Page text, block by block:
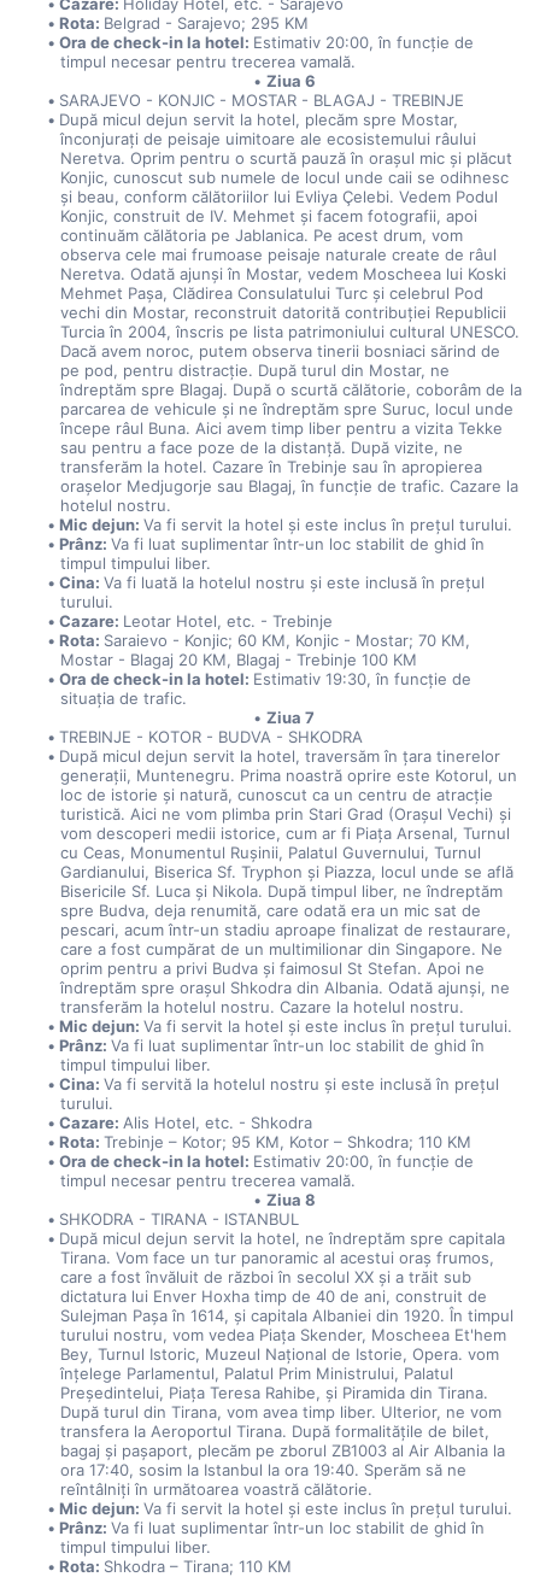
Rota: Belgrad - Sarajevo; 295 KM
Ora de check-in la hotel: Estimativ 20:00, în funcție de
timpul necesar pentru trecerea vamală.
Ziua 6
SARAJEVO - KONJIC - MOSTAR - BLAGAJ - TREBINJE
După micul dejun servit la hotel, plecăm spre Mostar,
înconjurați de peisaje uimitoare ale ecosistemului râului
Neretva. Oprim pentru o scurtă pauză în orașul mic și plăcut
Konjic, cunoscut sub numele de locul unde caii se odihnesc
și beau, conform călătoriilor lui Evliya Çelebi. Vedem Podul
Konjic, construit de IV. Mehmet și facem fotografii, apoi
continuăm călătoria pe Jablanica. Pe acest drum, vom
observa cele mai frumoase peisaje naturale create de râul
Neretva. Odată ajunși în Mostar, vedem Moscheea lui Koski
Mehmet Pașa, Clădirea Consulatului Turc și celebrul Pod
vechi din Mostar, reconstruit datorită contribuției Republicii
Turcia în 2004, înscris pe lista patrimoniului cultural UNESCO.
Dacă avem noroc, putem observa tinerii bosniaci sărind de
pe pod, pentru distracție. După turul din Mostar, ne
îndreptăm spre Blagaj. După o scurtă călătorie, coborâm de la
parcarea de vehicule și ne îndreptăm spre Suruc, locul unde
începe râul Buna. Aici avem timp liber pentru a vizita Tekke
sau pentru a face poze de la distanță. După vizite, ne
transferăm la hotel. Cazare în Trebinje sau în apropierea
orașelor Medjugorje sau Blagaj, în funcție de trafic. Cazare la
hotelul nostru.
Mic dejun: Va fi servit la hotel și este inclus în prețul turului.
Prânz: Va fi luat suplimentar într-un loc stabilit de ghid în
timpul timpului liber.
Cina: Va fi luată la hotelul nostru și este inclusă în prețul
turului.
Cazare: Leotar Hotel, etc. - Trebinje
Rota: Saraievo - Konjic; 60 KM, Konjic - Mostar; 70 KM,
Mostar - Blagaj 20 KM, Blagaj - Trebinje 100 KM
Ora de check-in la hotel: Estimativ 19:30, în funcție de
situația de trafic.
Ziua 7
TREBINJE - KOTOR - BUDVA - SHKODRA
După micul dejun servit la hotel, traversăm în țara tinerelor
generații, Muntenegru. Prima noastră oprire este Kotorul, un
loc de istorie și natură, cunoscut ca un centru de atracție
turistică. Aici ne vom plimba prin Stari Grad (Orașul Vechi) și
vom descoperi medii istorice, cum ar fi Piața Arsenal, Turnul
cu Ceas, Monumentul Rușinii, Palatul Guvernului, Turnul
Gardianului, Biserica Sf. Tryphon și Piazza, locul unde se află
Bisericile Sf. Luca și Nikola. După timpul liber, ne îndreptăm
spre Budva, deja renumită, care odată era un mic sat de
pescari, acum într-un stadiu aproape finalizat de restaurare,
care a fost cumpărat de un multimilionar din Singapore. Ne
oprim pentru a privi Budva și faimosul St Stefan. Apoi ne
îndreptăm spre orașul Shkodra din Albania. Odată ajunși, ne
transferăm la hotelul nostru. Cazare la hotelul nostru.
Mic dejun: Va fi servit la hotel și este inclus în prețul turului.
Prânz: Va fi luat suplimentar într-un loc stabilit de ghid în
timpul timpului liber.
Cina: Va fi servită la hotelul nostru și este inclusă în prețul
turului.
Cazare: Alis Hotel, etc. - Shkodra
Rota: Trebinje – Kotor; 95 KM, Kotor – Shkodra; 110 KM
Ora de check-in la hotel: Estimativ 20:00, în funcție de
timpul necesar pentru trecerea vamală.
Ziua 8
SHKODRA - TIRANA - ISTANBUL
După micul dejun servit la hotel, ne îndreptăm spre capitala
Tirana. Vom face un tur panoramic al acestui oraș frumos,
care a fost învăluit de război în secolul XX și a trăit sub
dictatura lui Enver Hoxha timp de 40 de ani, construit de
Sulejman Pașa în 1614, și capitala Albaniei din 1920. În timpul
turului nostru, vom vedea Piața Skender, Moscheea Et'hem
Bey, Turnul Istoric, Muzeul Național de Istorie, Opera. vom
înțelege Parlamentul, Palatul Prim Ministrului, Palatul
Președintelui, Piața Teresa Rahibe, și Piramida din Tirana.
După turul din Tirana, vom avea timp liber. Ulterior, ne vom
transfera la Aeroportul Tirana. După formalitățile de bilet,
bagaj și pașaport, plecăm pe zborul ZB1003 al Air Albania la
ora 17:40, sosim la Istanbul la ora 19:40. Sperăm să ne
reîntâlniți în următoarea voastră călătorie.
Mic dejun: Va fi servit la hotel și este inclus în prețul turului.
Prânz: Va fi luat suplimentar într-un loc stabilit de ghid în
timpul timpului liber.
Rota: Shkodra – Tirana; 110 KM